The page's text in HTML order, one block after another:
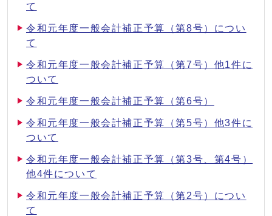
て
令和元年度一般会計補正予算（第8号）につい
て
令和元年度一般会計補正予算（第7号）他1件に
ついて
令和元年度一般会計補正予算（第6号）
令和元年度一般会計補正予算（第5号）他3件に
ついて
令和元年度一般会計補正予算（第3号、第4号）
他4件について
令和元年度一般会計補正予算（第2号）につい
て